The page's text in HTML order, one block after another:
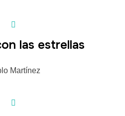
las estrellas
Martínez